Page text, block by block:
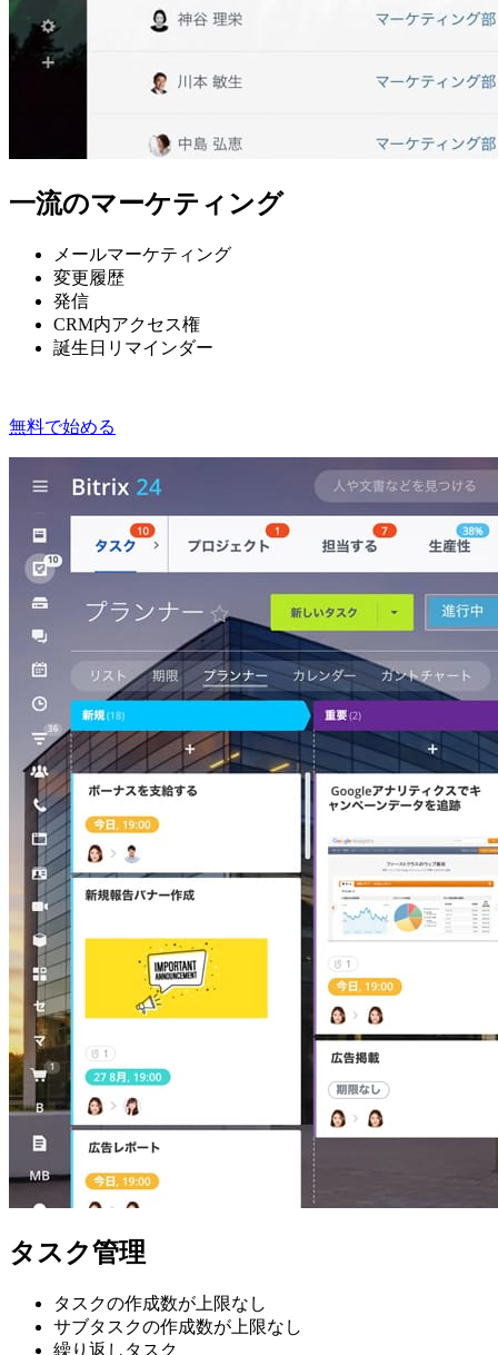
一流のマーケティング
メールマーケティング
変更履歴
発信
CRM内アクセス権
誕生日リマインダー
無料で始める
タスク管理
タスクの作成数が上限なし
サブタスクの作成数が上限なし
繰り返しタスク